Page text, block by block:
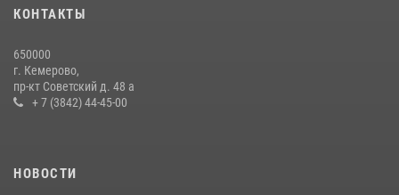
20 июля 2026, 08:52
гипермаркета товары на 13 тысяч рублей (ВИДЕО)
16 июля 2026, 06:43
КОНТАКТЫ
650000
г. Кемерово,
пр-кт Советский д. 48 а
+ 7 (3842) 44-45-00
НОВОСТИ